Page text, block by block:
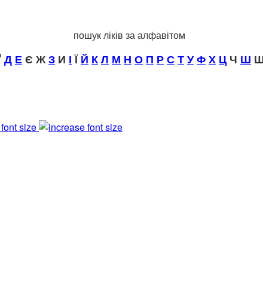
пошук ліків за алфавітом
Д ЕЄ ЖЗ И ІЇЙ КЛ М Н О П РСТУФХ Ц Ч Ш
size